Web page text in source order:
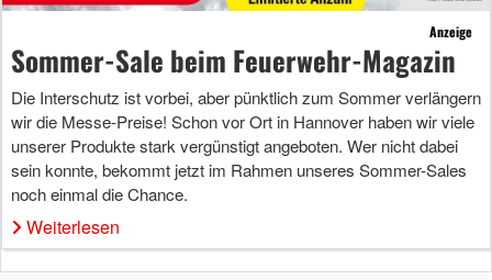
Anzeige
Sommer-Sale beim Feuerwehr-Magazin
Die Interschutz ist vorbei, aber pünktlich zum Sommer verlängern
wir die Messe-Preise! Schon vor Ort in Hannover haben wir viele
unserer Produkte stark vergünstigt angeboten. Wer nicht dabei
sein konnte, bekommt jetzt im Rahmen unseres Sommer-Sales
noch einmal die Chance.
Weiterlesen